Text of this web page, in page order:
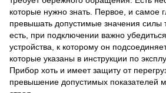
которые нужно знать. Первое, и самое
превышать допустимые значения силы
есть, при подключении важно
устройства, к которому он
которые указаны в инструкции по
Прибор хоть и имеет защиту от
превышение допустимых показателей